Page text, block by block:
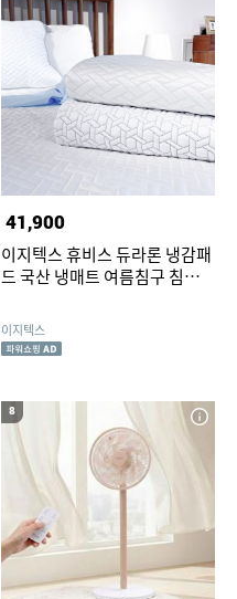
41,900
이지텍스 휴비스 듀라론 냉감패
드 국산 냉매트 여름침구 침대패
이지텍스
8